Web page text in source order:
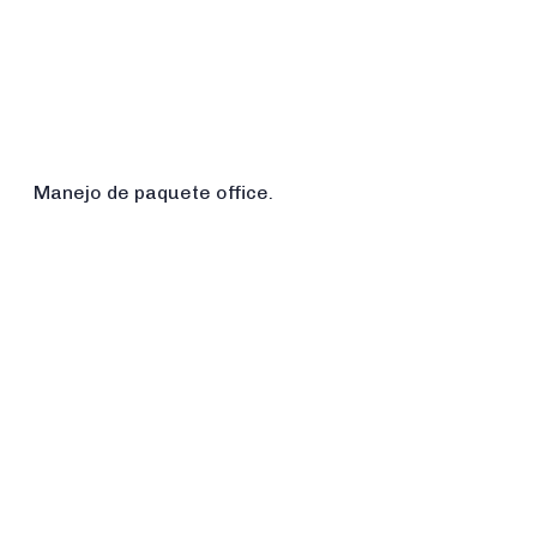
Manejo de paquete office.